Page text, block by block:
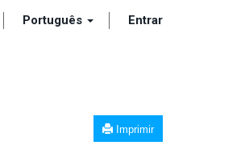
Português Entrar
Imprimir